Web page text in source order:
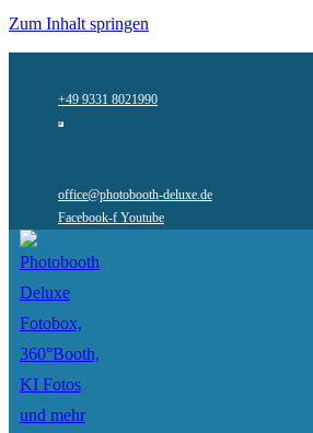
Zum Inhalt springen
+49 9331 8021990
office@photobooth-deluxe.de
Facebook-f Youtube